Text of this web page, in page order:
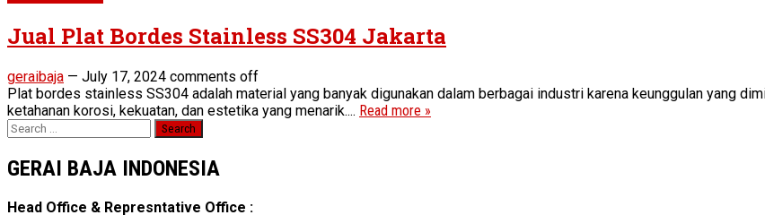
Jual Plat Bordes Stainless SS304 Jakarta
geraibaja — July 17, 2024 comments off
Plat bordes stainless SS304 adalah material yang banyak digunakan dalam berbagai industri karena keunggulan yang
ketahanan korosi, kekuatan, dan estetika yang menarik.... Read more »
Search
for:
GERAI BAJA INDONESIA
Head Office & Represntative Office :